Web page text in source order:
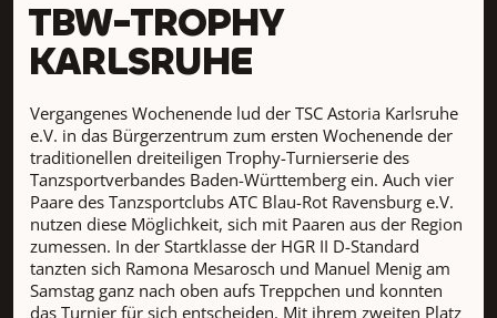
TBW-TROPHY
KARLSRUHE
Vergangenes Wochenende lud der TSC Astoria Karlsruhe
e.V. in das Bürgerzentrum zum ersten Wochenende der
traditionellen dreiteiligen Trophy-Turnierserie des
Tanzsportverbandes Baden-Württemberg ein. Auch vier
Paare des Tanzsportclubs ATC Blau-Rot Ravensburg e.V.
nutzen diese Möglichkeit, sich mit Paaren aus der Region
zumessen. In der Startklasse der HGR II D-Standard
tanzten sich Ramona Mesarosch und Manuel Menig am
Samstag ganz nach oben aufs Treppchen und konnten
das Turnier für sich entscheiden. Mit ihrem zweiten Platz